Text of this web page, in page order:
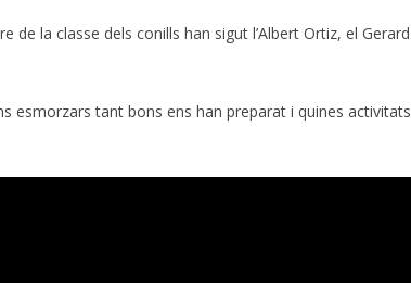
de la classe dels conills han sigut l’Albert Ortiz, el Gerard
esmorzars tant bons ens han preparat i quines activitats